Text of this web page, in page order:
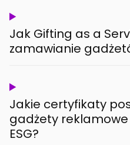
Jak Gifting as a
zamawianie
Jakie certyfikaty
gadżety
ESG?